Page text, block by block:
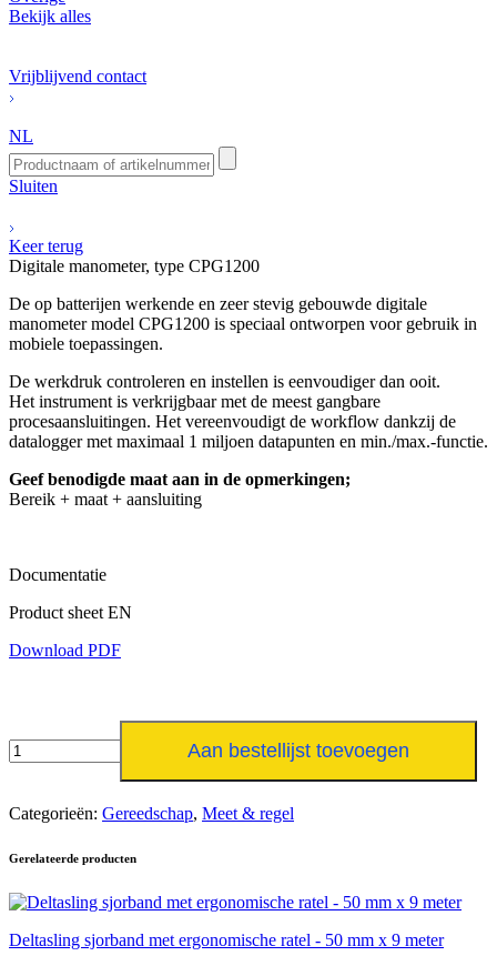
Bekijk alles
Vrijblijvend contact
NL
Sluiten
Keer terug
Digitale manometer, type CPG1200
De op batterijen werkende en zeer stevig gebouwde digitale
manometer model CPG1200 is speciaal ontworpen voor gebruik in
mobiele toepassingen.
De werkdruk controleren en instellen is eenvoudiger dan ooit.
Het instrument is verkrijgbaar met de meest gangbare
procesaansluitingen. Het vereenvoudigt de workflow dankzij de
datalogger met maximaal 1 miljoen datapunten en min./max.-functie.
Geef benodigde maat aan in de opmerkingen;
Bereik + maat + aansluiting
Documentatie
Product sheet EN
Download PDF
Digitale
manometer,
CPG1200
aantal
Aan bestellijst toevoegen
Categorieën: Gereedschap, Meet & regel
Gerelateerde producten
Deltasling sjorband met ergonomische ratel - 50 mm x 9 meter